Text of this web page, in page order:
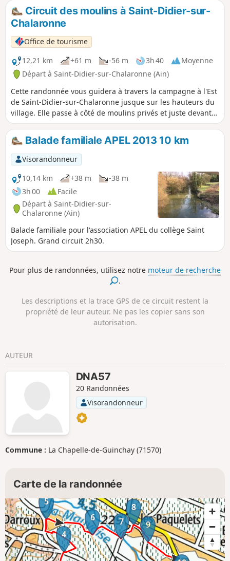
Circuit des moulins à Saint-Didier-sur-
Chalaronne
Office de tourisme
12,21 km
+61 m -56 m 3h 40
Moyenne
Départ à Saint-Didier-sur-Chalaronne (Ain)
Cette randonnée vous guidera à travers la campagne à l'Est
de Saint-Didier-sur-Chalaronne jusque sur les hauteurs du
village. Elle passe à côté de moulins privés et juste devant
le site touristique des Jardins Aquatiques.
Balade familiale APEL 2013 10 km
Visorandonneur
10,14 km
+38 m
-38 m
3h 00
Facile
Départ à Saint-Didier-sur-
Chalaronne (Ain)
Balade familiale pour l'association APEL du collège Saint
Joseph. Grand circuit 2h30.
Pour plus de randonnées, utilisez notre moteur de recherche
.
Les descriptions et la trace GPS de ce circuit restent la
propriété de leur auteur. Ne pas les copier sans son
autorisation.
AUTEUR
DNA57
20 Randonnées
Visorandonneur
Commune : La Chapelle-de-Guinchay (71570)
Carte de la randonnée
4
5
6
7
8
9